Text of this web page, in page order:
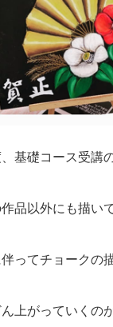
、基礎コース受講
品以外にも描い
ってチョークの
ん上がっていくの